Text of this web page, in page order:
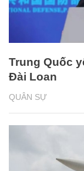
QUÂN SỰ
Trung Quốc
Đài Loan